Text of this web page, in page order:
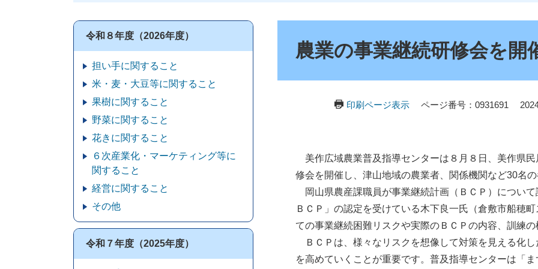
農業の事業継続研修会を開
印刷ページ表示 ページ番号：0931691
美作広域農業普及指導センターは８月８日、美作県
修会を開催し、津山地域の農業者、関係機関など30名
岡山県農産課職員が事業継続計画（ＢＣＰ）につい
ＢＣＰ」の認定を受けている木下良一氏（倉敷市船穂
ての事業継続困難リスクや実際のＢＣＰの内容、訓練
ＢＣＰは、様々なリスクを想像して対策を見える化
を高めていくことが重要です。普及指導センターは「
令和８年度（2026年度）
担い手に関すること
米・麦・大豆等に関すること
果樹に関すること
野菜に関すること
花きに関すること
６次産業化・マーケティング等に
関すること
経営に関すること
その他
令和７年度（2025年度）